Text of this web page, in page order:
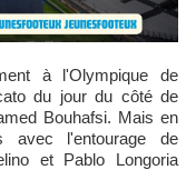
du jour du côté de
Bouhafsi. Mais en
avec l'entourage de
et Pablo Longoria